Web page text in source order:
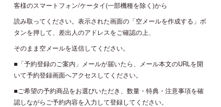
客様のスマートフォン/ケータイ(一部機種を除く)から
読み取ってください。表示された画面の「空メールを作成する」ボ
タンを押して、差出人のアドレスをご確認の上、
そのまま空メールを送信してください。
■「予約登録のご案内」メールが届いたら、メール本文のURLを開
いて予約登録画面へアクセスしてください。
■ご希望の予約商品をお選びいただき、数量・特典・注意事項を確
認しながらご予約内容を入力して登録してください。